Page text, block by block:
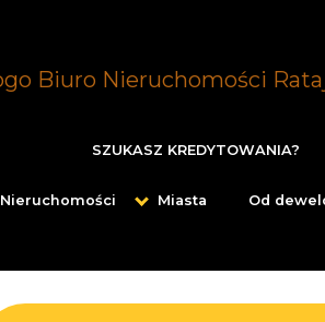
SZUKASZ KREDYTOWANIA?
Nieruchomości Miasta Od